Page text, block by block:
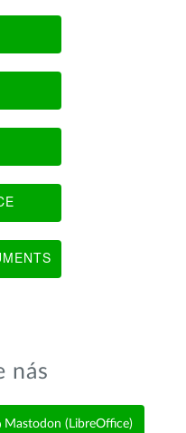
nás
Mastodon (LibreOffice)